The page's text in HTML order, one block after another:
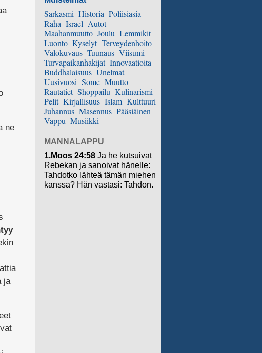
ne
ja
Sarkasmi Historia Poliisiasia
Raha Israel Autot
Maahanmuutto Joulu Lemmikit
Luonto Kyselyt Terveydenhoito
Valokuvaus Tuunaus Viisumi
Turvapaikanhakijat Innovaatioita
Buddhalaisuus Unelmat
Uusivuosi Some Muutto
Rautatiet Shoppailu Kulinarismi
Pelit Kirjallisuus Islam Kulttuuri
Juhannus Masennus Pääsiäinen
Vappu Musiikki
MANNALAPPU
1.Moos 24:58 Ja he kutsuivat
Rebekan ja sanoivat hänelle:
Tahdotko lähteä tämän miehen
kanssa? Hän vastasi: Tahdon.